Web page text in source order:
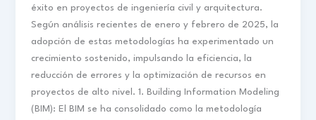
éxito en proyectos de ingeniería civil y arquitectura.
Según análisis recientes de enero y febrero de 2025, la
adopción de estas metodologías ha experimentado un
crecimiento sostenido, impulsando la eficiencia, la
reducción de errores y la optimización de recursos en
proyectos de alto nivel. 1. Building Information Modeling
(BIM): El BIM se ha consolidado como la metodología